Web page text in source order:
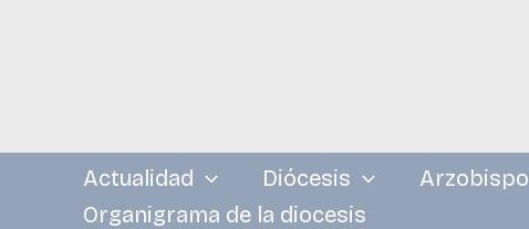
Actualidad Diócesis Arzobispo
Organigrama de la diocesis